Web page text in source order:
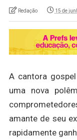
Redação 15 de
A cantora
uma nova
amante de seu
rapidamente